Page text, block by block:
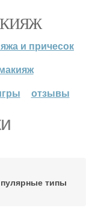
и причесок
отзывы
типы